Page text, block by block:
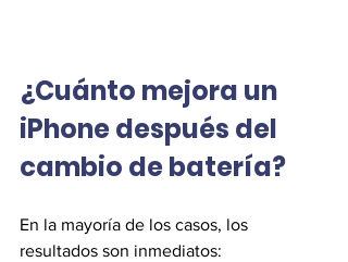
¿Cuánto mejora un
iPhone después del
cambio de batería?
En la mayoría de los casos, los
resultados son inmediatos: